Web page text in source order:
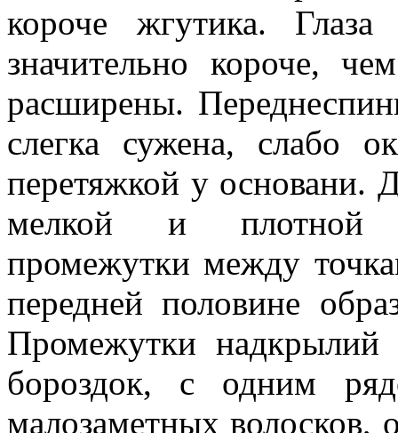
короче жгутика.
значительно короче,
расширены.
слегка сужена, слабо
перетяжкой у основани.
мелкой и плотной
промежутки между
передней половине
Промежутки
бороздок, с одним
малозаметных волосков,